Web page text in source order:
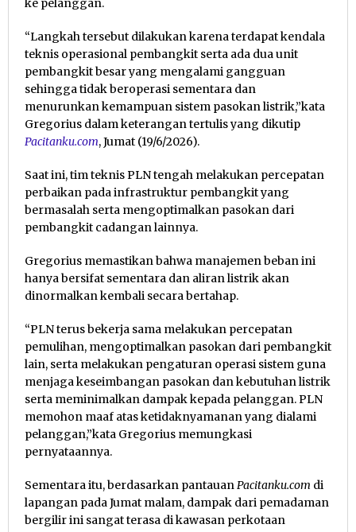
ke pelanggan.
“Langkah tersebut dilakukan karena terdapat kendala
teknis operasional pembangkit serta ada dua unit
pembangkit besar yang mengalami gangguan
sehingga tidak beroperasi sementara dan
menurunkan kemampuan sistem pasokan listrik,”kata
Gregorius dalam keterangan tertulis yang dikutip
Pacitanku.com, Jumat (19/6/2026).
Saat ini, tim teknis PLN tengah melakukan percepatan
perbaikan pada infrastruktur pembangkit yang
bermasalah serta mengoptimalkan pasokan dari
pembangkit cadangan lainnya.
Gregorius memastikan bahwa manajemen beban ini
hanya bersifat sementara dan aliran listrik akan
dinormalkan kembali secara bertahap.
“PLN terus bekerja sama melakukan percepatan
pemulihan, mengoptimalkan pasokan dari pembangkit
lain, serta melakukan pengaturan operasi sistem guna
menjaga keseimbangan pasokan dan kebutuhan listrik
serta meminimalkan dampak kepada pelanggan. PLN
memohon maaf atas ketidaknyamanan yang dialami
pelanggan,”kata Gregorius memungkasi
pernyataannya.
Sementara itu, berdasarkan pantauanPacitanku.com di
lapangan pada Jumat malam, dampak dari pemadaman
bergilir ini sangat terasa di kawasan perkotaan